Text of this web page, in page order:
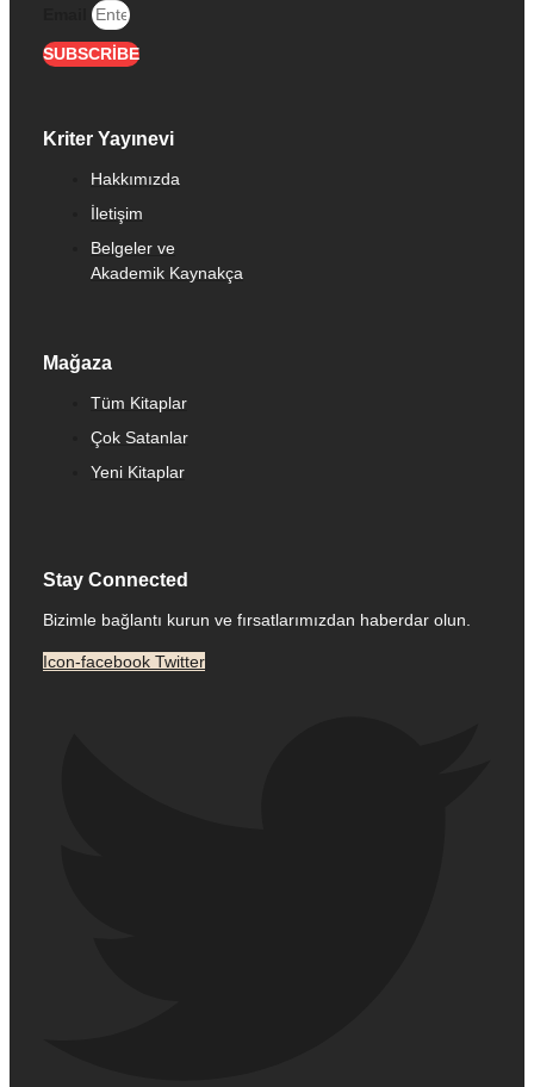
SUBSCRIBE
Kriter Yayınevi
Hakkımızda
İletişim
Belgeler ve
Akademik Kaynakça
Mağaza
Tüm Kitaplar
Çok Satanlar
Yeni Kitaplar
Stay Connected
Bizimle bağlantı kurun ve fırsatlarımızdan haberdar olun.
Icon-facebook Twitter